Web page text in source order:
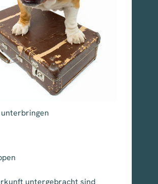
untergebracht sind